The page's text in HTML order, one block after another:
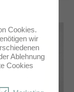
Cookies.
wir
Ablehnung
Cookies